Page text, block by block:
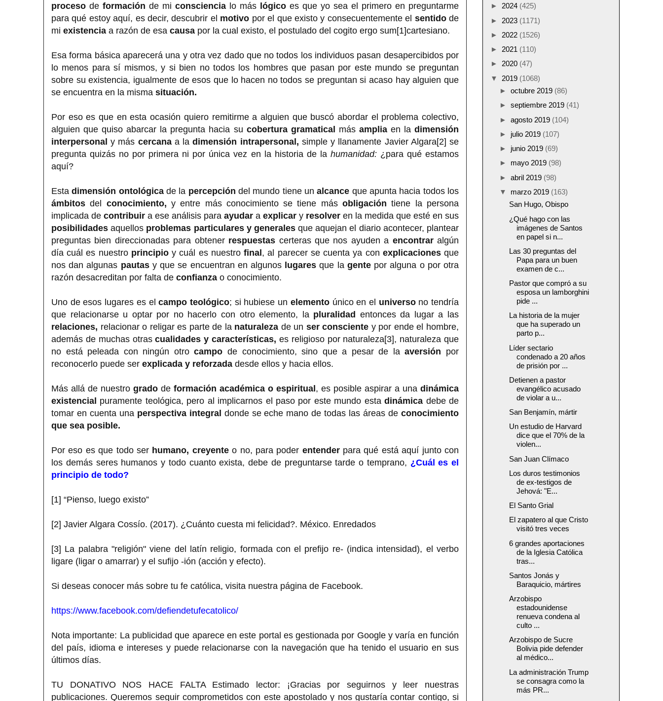
proceso de formación de mi consciencia lo más lógico es que yo sea el primero en preguntarme
para qué estoy aquí, es decir, descubrir el motivo por el que existo y consecuentemente el sentidode
mi existencia a razón de esa causa por la cual existo, el postulado del cogito ergo sum[1]cartesiano.
Esa forma básica aparecerá una y otra vez dado que no todos los individuos pasan desapercibidos por
lo menos para sí mismos, y si bien no todos los hombres que pasan por este mundo se preguntan
sobre su existencia, igualmente de esos que lo hacen no todos se preguntan si acaso hay alguien que
se encuentra en la misma situación.
Por eso es que en esta ocasión quiero remitirme a alguien que buscó abordar el problema colectivo,
alguien que quiso abarcar la pregunta hacia su cobertura gramatical más ampliaen ladimensión
interpersonal y más cercanaa ladimensión intrapersonal, simple y llanamente Javier Algara[2] se
pregunta quizás no por primera ni por única vez en la historia de la humanidad:¿para qué estamos
aquí?
Estadimensión ontológicade la percepción del mundo tiene unalcance que apunta hacia todos los
ámbitos del conocimiento, y entre más conocimiento se tiene másobligación tiene la persona
implicada de contribuir a ese análisis para ayudar a explicar y resolver en la medida que esté en sus
posibilidades aquellos problemas particulares y generalesque aquejan el diario acontecer, plantear
preguntas bien direccionadas para obtener respuestas certeras que nos ayuden a encontraralgún
día cuál es nuestroprincipioy cuál es nuestrofinal, al parecer se cuenta ya con explicacionesque
nos dan algunas pautasy que se encuentran en algunos lugares que la gentepor alguna o por otra
razón desacreditan por falta de confianza o conocimiento.
Uno de esos lugares es elcampo teológico; si hubiese un elementoúnico en el universono tendría
que relacionarse u optar por no hacerlo con otro elemento, la pluralidad entonces da lugar a las
relaciones, relacionar o religar es parte de la naturaleza de un ser consciente y por ende el hombre,
además de muchas otrascualidades y características, es religioso por naturaleza[3], naturaleza que
no está peleada con ningún otrocampo de conocimiento, sino que a pesar de laaversión por
reconocerlo puede ser explicada y reforzada desde ellos y hacia ellos.
Más allá de nuestro grado de formación académica o espiritual, es posible aspirar a una dinámica
existencial puramente teológica, pero al implicarnos el paso por este mundo estadinámica debe de
tomar en cuenta una perspectiva integral donde se eche mano de todas las áreas deconocimiento
que sea posible.
Por eso es que todo ser humano, creyenteo no, para poder entenderpara qué está aquí junto con
los demás seres humanos y todo cuanto exista, debe de preguntarse tarde o temprano, ¿Cuál es el
principio de todo?
[1] “Pienso, luego existo”
[2] Javier Algara Cossío. (2017). ¿Cuánto cuesta mi felicidad?. México. Enredados
[3] La palabra "religión" viene del latín religio, formada con el prefijo re- (indica intensidad), el verbo
ligare (ligar o amarrar) y el sufijo -ión (acción y efecto).
Si deseas conocer más sobre tu fe católica, visita nuestra página de Facebook.
https://www.facebook.com/defiendetufecatolico/
Nota importante: La publicidad que aparece en este portal es gestionada por Google y varía en función
del país, idioma e intereses y puede relacionarse con la navegación que ha tenido el usuario en sus
últimos días.
TU DONATIVO NOS HACE FALTA Estimado lector: ¡Gracias por seguirnos y leer nuestras
publicaciones. Queremos seguir comprometidos con este apostolado y nos gustaría contar contigo, si
► 2024 (425)
► 2023 (1171)
► 2022 (1526)
► 2021 (110)
► 2020 (47)
▼ 2019 (1068)
► octubre 2019 (86)
► septiembre 2019 (41)
► agosto 2019 (104)
► julio 2019 (107)
► junio 2019 (69)
► mayo 2019 (98)
► abril 2019 (98)
▼ marzo 2019 (163)
San Hugo, Obispo
¿Qué hago con las
imágenes de Santos
en papel si n...
Las 30 preguntas del
Papa para un buen
examen de c...
Pastor que compró a su
esposa un lamborghini
pide ...
La historia de la mujer
que ha superado un
parto p...
Líder sectario
condenado a 20 años
de prisión por ...
Detienen a pastor
evangélico acusado
de violar a u...
San Benjamín, mártir
Un estudio de Harvard
dice que el 70% de la
violen...
San Juan Clímaco
Los duros testimonios
de ex-testigos de
Jehová: "E...
El Santo Grial
El zapatero al que Cristo
visitó tres veces
6 grandes aportaciones
de la Iglesia Católica
tras...
Santos Jonás y
Baraquicio, mártires
Arzobispo
estadounidense
renueva condena al
culto ...
Arzobispo de Sucre
Bolivia pide defender
al médico...
La administración Trump
se consagra como la
más PR...